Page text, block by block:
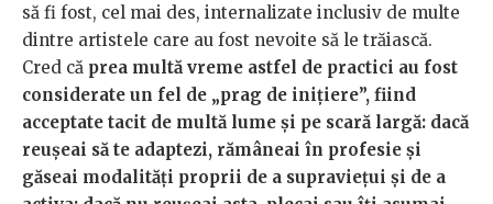
să fi fost, cel mai des, internalizate inclusiv de multe
dintre artistele care au fost nevoite să le trăiască.
Cred că prea multă vreme astfel de practici au fost
considerate un fel de „prag de inițiere”, fiind
acceptate tacit de multă lume și pe scară largă: dacă
reușeai să te adaptezi, rămâneai în profesie și
găseai modalități proprii de a supraviețui și de a